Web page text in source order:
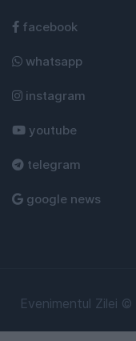
facebook
whatsapp
instagram
youtube
telegram
google news
Evenimentul Zilei